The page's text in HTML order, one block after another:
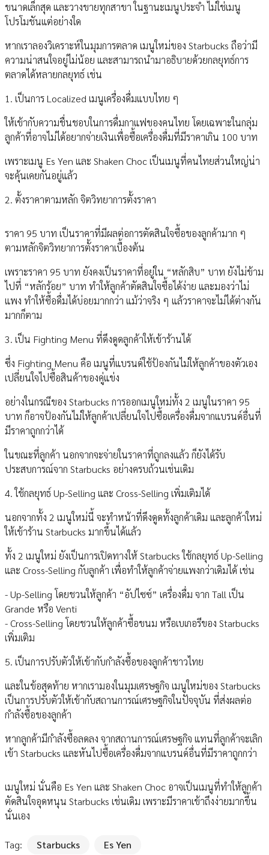
ขนาดเล็กสุด และวางขายทุกสาขา ในฐานะเมนูประจำ ไม่ใช่เมนู
โปรโมชันแต่อย่างใด
หากเราลองวิเคราะห์ในมุมการตลาด เมนูใหม่ของ Starbucks ถือว่ามี
ความน่าสนใจอยู่ไม่น้อย และสามารถนำมาอธิบายด้วยกลยุทธ์การ
ตลาดได้หลายกลยุทธ์ เช่น
1. เป็นการ Localized เมนูเครื่องดื่มแบบไทย ๆ
ให้เข้ากับความชื่นชอบในการดื่มกาแฟของคนไทย โดยเฉพาะในกลุ่ม
ลูกค้าที่อาจไม่ได้อยากจ่ายเงินเพื่อซื้อเครื่องดื่มที่มีราคาเกิน 100 บาท
เพราะเมนู Es Yen และ Shaken Choc เป็นเมนูที่คนไทยส่วนใหญ่น่า
จะคุ้นเคยกันอยู่แล้ว
2. ตั้งราคาตามหลัก จิตวิทยาการตั้งราคา
ราคา 95 บาท เป็นราคาที่มีผลต่อการตัดสินใจซื้อของลูกค้ามาก ๆ
ตามหลักจิตวิทยาการตั้งราคาเบื้องต้น
เพราะราคา 95 บาท ยังคงเป็นราคาที่อยู่ใน “หลักสิบ” บาท ยังไม่ข้าม
ไปที่ “หลักร้อย” บาท ทำให้ลูกค้าตัดสินใจซื้อได้ง่าย และมองว่าไม่
แพง ทำให้ซื้อดื่มได้บ่อยมากกว่า แม้ว่าจริง ๆ แล้วราคาจะไม่ได้ต่างกัน
มากก็ตาม
3. เป็น Fighting Menu ที่ดึงดูดลูกค้าให้เข้าร้านได้
ซึ่ง Fighting Menu คือ เมนูที่แบรนด์ใช้ป้องกันไม่ให้ลูกค้าของตัวเอง
เปลี่ยนใจไปซื้อสินค้าของคู่แข่ง
อย่างในกรณีของ Starbucks การออกเมนูใหม่ทั้ง 2 เมนูในราคา 95
บาท ก็อาจป้องกันไม่ให้ลูกค้าเปลี่ยนใจไปซื้อเครื่องดื่มจากแบรนด์อื่นที่
มีราคาถูกกว่าได้
ในขณะที่ลูกค้า นอกจากจะจ่ายในราคาที่ถูกลงแล้ว ก็ยังได้รับ
ประสบการณ์จาก Starbucks อย่างครบถ้วนเช่นเดิม
4. ใช้กลยุทธ์ Up-Selling และ Cross-Selling เพิ่มเติมได้
นอกจากทั้ง 2 เมนูใหม่นี้ จะทำหน้าที่ดึงดูดทั้งลูกค้าเดิม และลูกค้าใหม่
ให้เข้าร้าน Starbucks มากขึ้นได้แล้ว
ทั้ง 2 เมนูใหม่ ยังเป็นการเปิดทางให้ Starbucks ใช้กลยุทธ์ Up-Selling
และ Cross-Selling กับลูกค้า เพื่อทำให้ลูกค้าจ่ายแพงกว่าเดิมได้ เช่น
- Up-Selling โดยชวนให้ลูกค้า “อัปไซซ์” เครื่องดื่ม จาก Tall เป็น
Grande หรือ Venti
- Cross-Selling โดยชวนให้ลูกค้าซื้อขนม หรือเบเกอรีของ Starbucks
เพิ่มเติม
5. เป็นการปรับตัวให้เข้ากับกำลังซื้อของลูกค้าชาวไทย
และในข้อสุดท้าย หากเรามองในมุมเศรษฐกิจ เมนูใหม่ของ Starbucks
เป็นการปรับตัวให้เข้ากับสถานการณ์เศรษฐกิจในปัจจุบัน ที่ส่งผลต่อ
กำลังซื้อของลูกค้า
หากลูกค้ามีกำลังซื้อลดลง จากสถานการณ์เศรษฐกิจ แทนที่ลูกค้าจะเลิก
เข้า Starbucks และหันไปซื้อเครื่องดื่มจากแบรนด์อื่นที่มีราคาถูกกว่า
เมนูใหม่ นั่นคือ Es Yen และ Shaken Choc อาจเป็นเมนูที่ทำให้ลูกค้า
ตัดสินใจอุดหนุน Starbucks เช่นเดิม เพราะมีราคาเข้าถึงง่ายมากขึ้น
นั่นเอง
Tag: Starbucks Es Yen